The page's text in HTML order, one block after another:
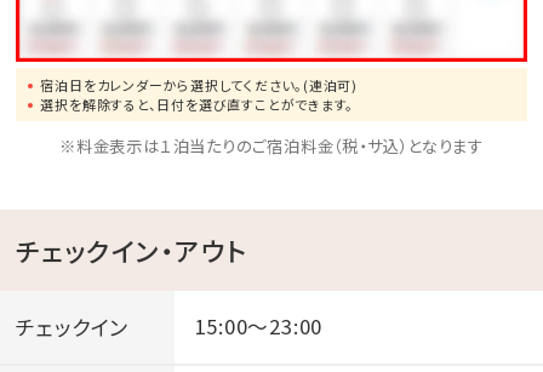
宿泊日をカレンダーから選択してください。(連泊可)
選択を解除すると、日付を選び直すことができます。
※料金表示は１泊当たりのご宿泊料金（税・サ込）となります
チェックイン・アウト
チェックイン 15:00～23:00